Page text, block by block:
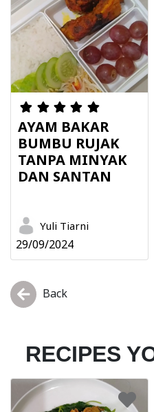
AYAM BAKAR
BUMBU RUJAK
TANPA MINYAK
DAN SANTAN
Yuli Tiarni
29/09/2024
Back
RECIPES